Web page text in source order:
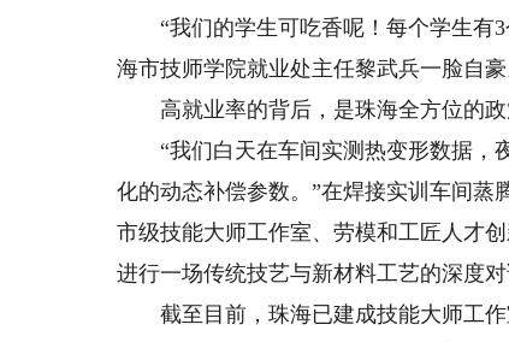
“我们的学生可吃香呢！每个学生有3
海市技师学院就业处主任黎武兵一脸自
高就业率的背后，是珠海全方位的政
“我们白天在车间实测热变形数据，
化的动态补偿参数。”在焊接实训车间
市级技能大师工作室、劳模和工匠人才
进行一场传统技艺与新材料工艺的深度对
截至目前，珠海已建成技能大师工作